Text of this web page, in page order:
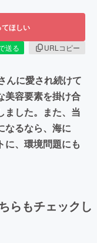
ほしい
送る
URLコピー
んに愛され続けて
美容要素を掛け合
ました。また、当
なるなら、海に
に、環境問題にも
らもチェックし